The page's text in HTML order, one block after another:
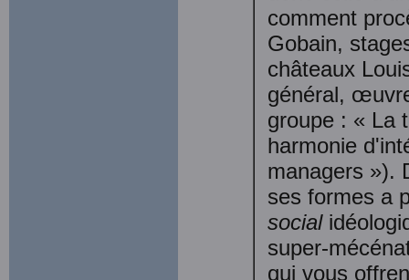
comment
Gobain,
châteaux
général,
groupe : « La
harmonie
managers »).
ses formes a
social
super-
qui vous